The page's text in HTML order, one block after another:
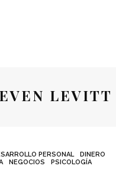
LEVITT
PERSONAL
DINERO
NEGOCIOS PSICOLOGÍA